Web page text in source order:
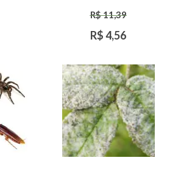
R$ 11,39
R$ 4,56